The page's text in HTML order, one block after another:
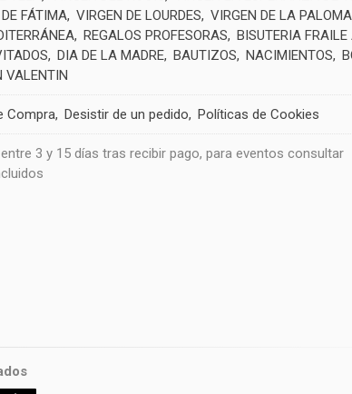
FÁTIMA VIRGEN DE LOURDES VIRGEN DE LA PALOMA
REGALOS PROFESORAS BISUTERIA FRAILE
DIA DE LA MADRE BAUTIZOS NACIMIENTOS
VALENTIN
Compra Desistir de un pedido Políticas de Cookies
3 y 15 días tras recibir pago, para eventos consultar